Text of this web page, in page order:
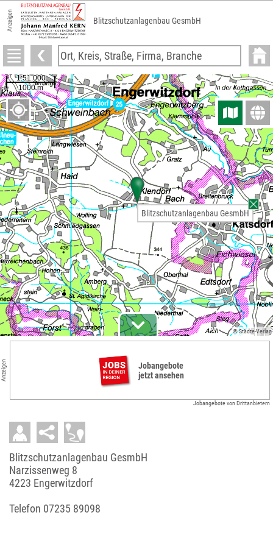
Anzeigen Blitzschutzanlagenbau GesmbH
© Städte-Verlag
Blitzschutzanlagenbau GesmbH
Anzeigen
Jobangebote
jetzt ansehen
Jobangebote von Drittanbietern
Blitzschutzanlagenbau GesmbH
Narzissenweg 8
4223 Engerwitzdorf
Telefon 07235 89098